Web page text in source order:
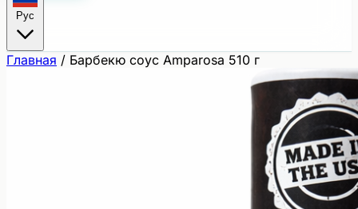
Рус
Главная / Барбекю соус Amparosa 510 г